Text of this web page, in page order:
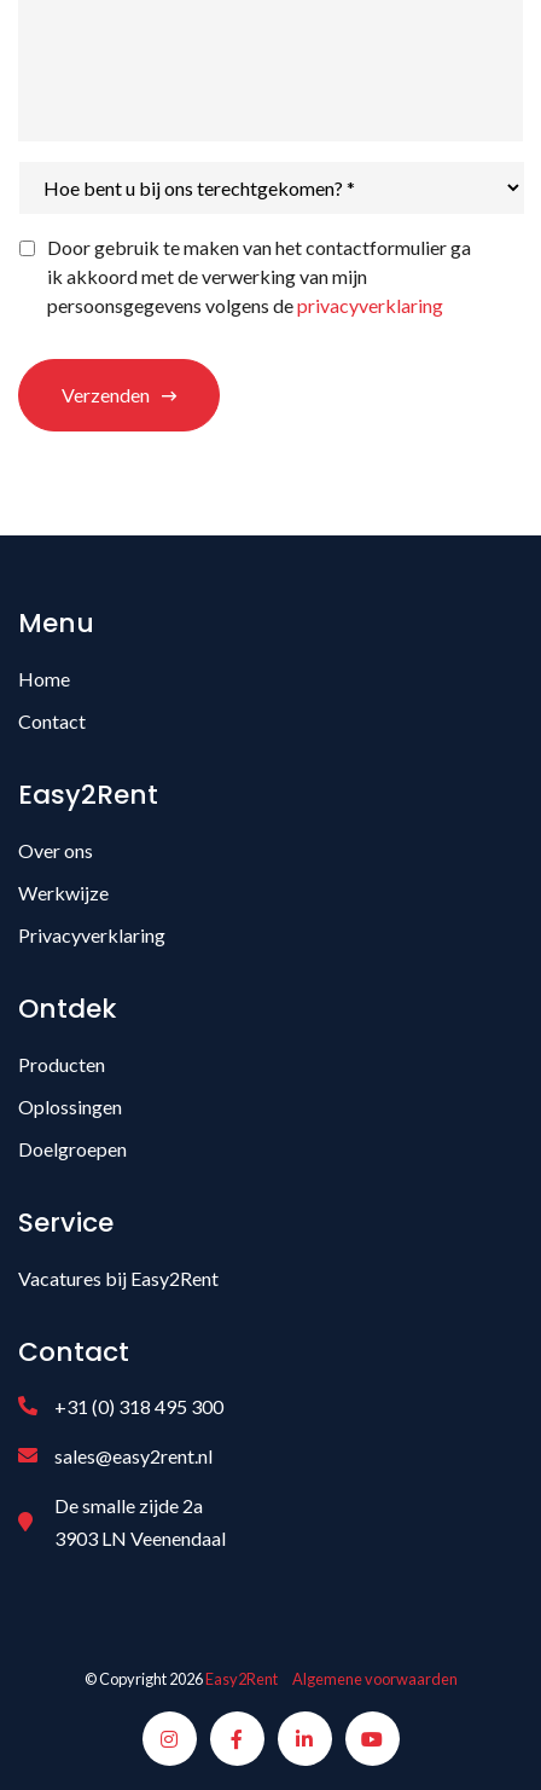
bent
bij
ons
terechtgekomen?
Privacyverklaring *
Door gebruik te maken van het contactformulier ga
ik akkoord met de verwerking van mijn
persoonsgegevens volgens deprivacyverklaring
Verzenden
Menu
Home
Contact
Easy2Rent
Over ons
Werkwijze
Privacyverklaring
Ontdek
Producten
Oplossingen
Doelgroepen
Service
Vacatures bij Easy2Rent
Contact
+31 (0) 318 495 300
sales@easy2rent.nl
De smalle zijde 2a
3903 LN Veenendaal
© Copyright 2026Easy2Rent Algemene voorwaarden